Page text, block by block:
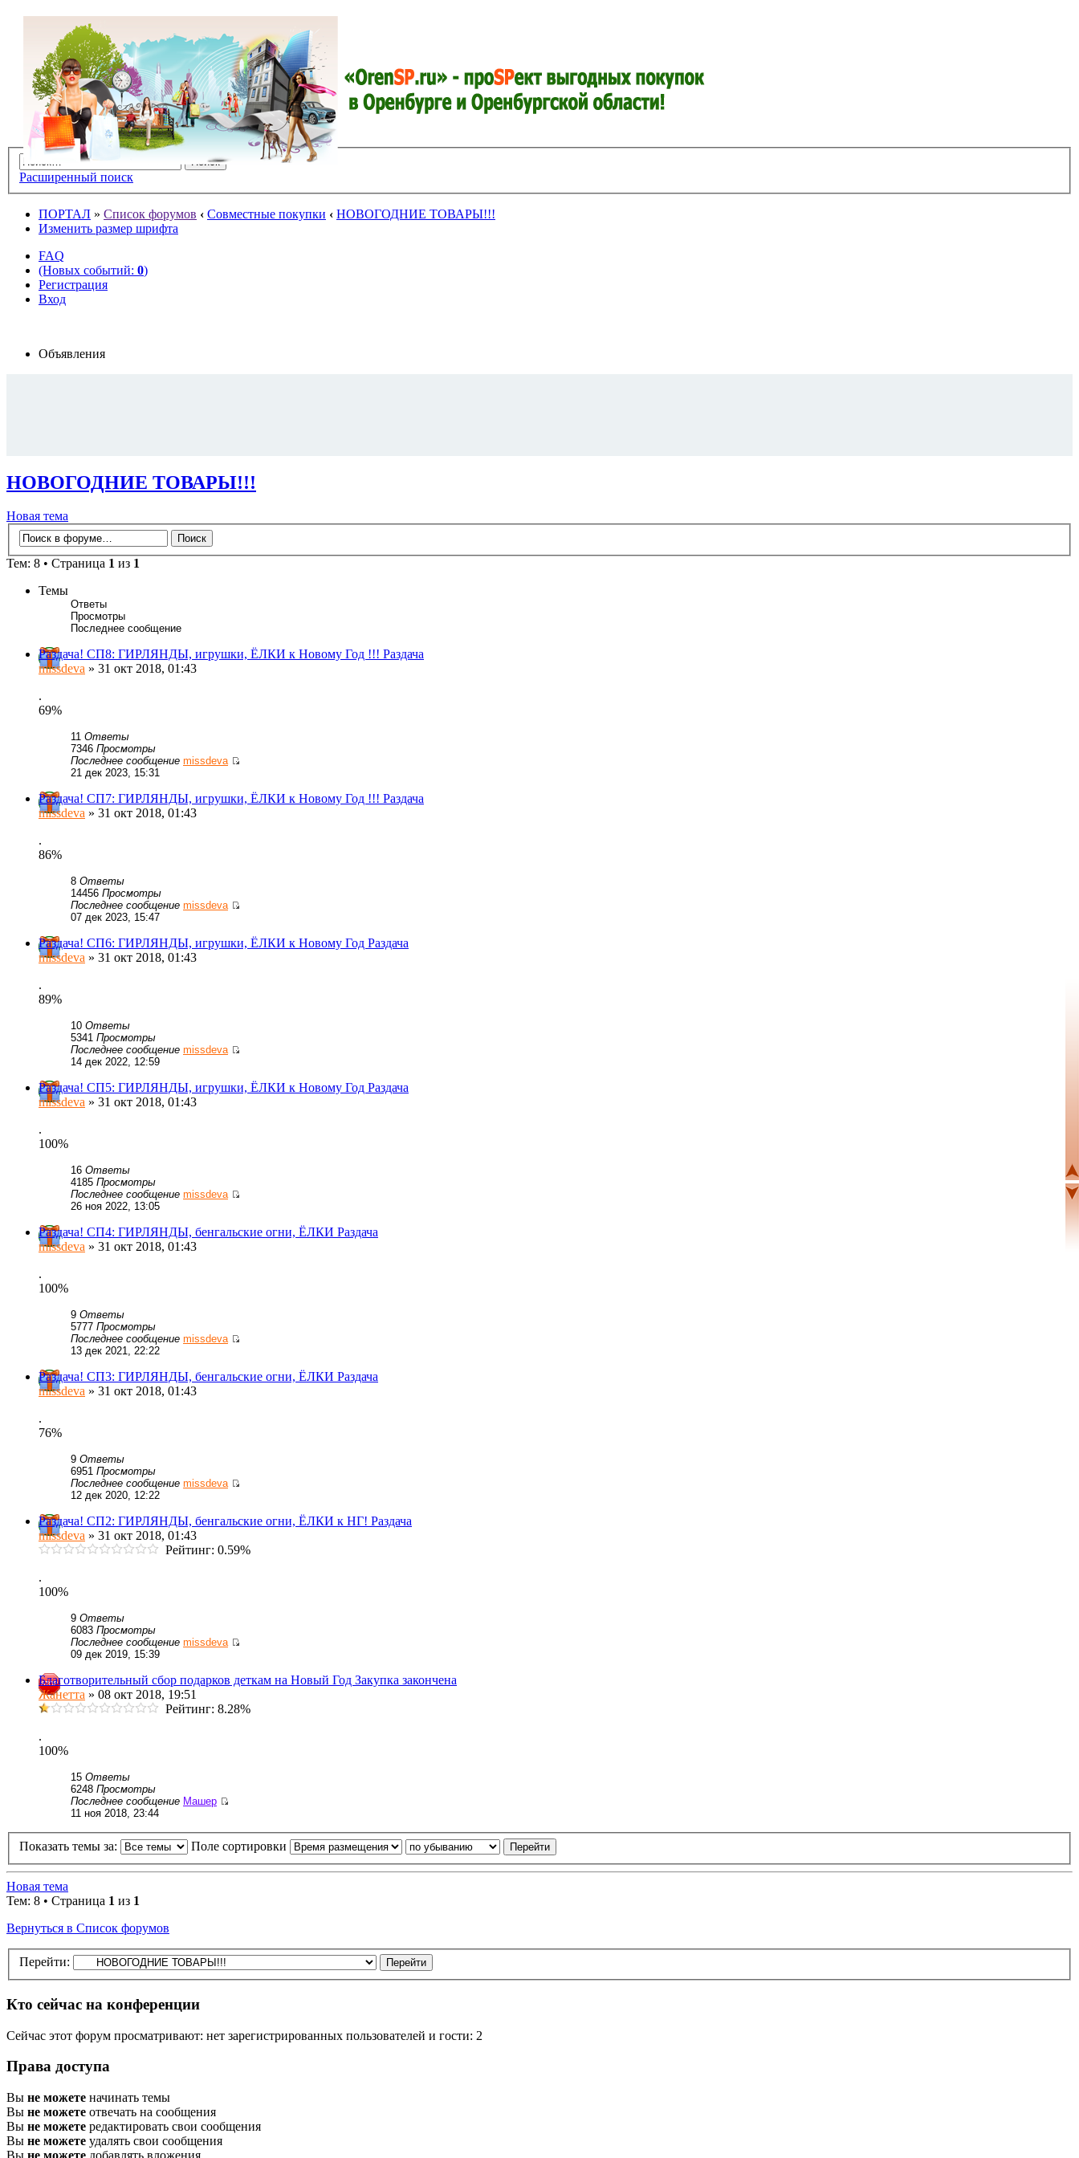
Расширенный поиск
ПОРТАЛ » Список форумов ‹ Совместные покупки ‹ НОВОГОДНИЕ ТОВАРЫ!!!
Изменить размер шрифта
FAQ
(Новых событий: 0)
Регистрация
Вход
Объявления
НОВОГОДНИЕ ТОВАРЫ!!!
Новая тема
Тем: 8 • Страница 1 из 1
Темы
Ответы
Просмотры
Последнее сообщение
Раздача! CП8: ГИРЛЯНДЫ, игрушки, ЁЛКИ к Новому Год !!! Раздача
missdeva » 31 окт 2018, 01:43
.
69%
11 Ответы
7346 Просмотры
Последнее сообщение missdeva
21 дек 2023, 15:31
Раздача! СП7: ГИРЛЯНДЫ, игрушки, ЁЛКИ к Новому Год !!! Раздача
missdeva » 31 окт 2018, 01:43
.
86%
8 Ответы
14456 Просмотры
Последнее сообщение missdeva
07 дек 2023, 15:47
Раздача! СП6: ГИРЛЯНДЫ, игрушки, ЁЛКИ к Новому Год Раздача
missdeva » 31 окт 2018, 01:43
.
89%
10 Ответы
5341 Просмотры
Последнее сообщение missdeva
14 дек 2022, 12:59
Раздача! СП5: ГИРЛЯНДЫ, игрушки, ЁЛКИ к Новому Год Раздача
missdeva » 31 окт 2018, 01:43
.
100%
16 Ответы
4185 Просмотры
Последнее сообщение missdeva
26 ноя 2022, 13:05
Раздача! СП4: ГИРЛЯНДЫ, бенгальские огни, ЁЛКИ Раздача
missdeva » 31 окт 2018, 01:43
.
100%
9 Ответы
5777 Просмотры
Последнее сообщение missdeva
13 дек 2021, 22:22
Раздача! СП3: ГИРЛЯНДЫ, бенгальские огни, ЁЛКИ Раздача
missdeva » 31 окт 2018, 01:43
.
76%
9 Ответы
6951 Просмотры
Последнее сообщение missdeva
12 дек 2020, 12:22
Раздача! СП2: ГИРЛЯНДЫ, бенгальские огни, ЁЛКИ к НГ! Раздача
missdeva » 31 окт 2018, 01:43
Рейтинг: 0.59%
.
100%
9 Ответы
6083 Просмотры
Последнее сообщение missdeva
09 дек 2019, 15:39
Благотворительный сбор подарков деткам на Новый Год Закупка закончена
Жанетта » 08 окт 2018, 19:51
Рейтинг: 8.28%
.
100%
15 Ответы
6248 Просмотры
Последнее сообщение Машер
11 ноя 2018, 23:44
Показать темы за: Поле сортировки
Новая тема
Тем: 8 • Страница 1 из 1
Вернуться в Список форумов
Перейти:
Кто сейчас на конференции
Сейчас этот форум просматривают: нет зарегистрированных пользователей и гости: 2
Права доступа
Вы не можете начинать темы
Вы не можете отвечать на сообщения
Вы не можете редактировать свои сообщения
Вы не можете удалять свои сообщения
Вы не можете добавлять вложения